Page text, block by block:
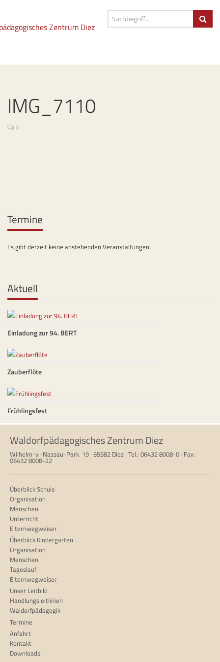
IMG_7110
0
Termine
Es gibt derzeit keine anstehenden Veranstaltungen.
Aktuell
Einladung zur 94. BERT
Zauberflöte
Frühlingsfest
Waldorfpädagogisches Zentrum Diez
Wilhelm-v.-Nassau-Park. 19 · 65582 Diez · Tel.: 06432 8008-0 · Fax:
06432 8008-22
Überblick Schule
Organisation
Menschen
Unterricht
Elternwegweiser
Überblick Kindergarten
Organisation
Menschen
Tageslauf
Elternwegweiser
Unser Leitbild
Handlungsleitlinien
Waldorfpädagogik
Termine
Anfahrt
Kontakt
Downloads